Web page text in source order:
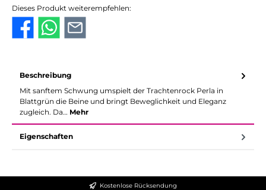
Dieses Produkt weiterempfehlen:
Beschreibung
Mit sanftem Schwung umspielt der Trachtenrock Perla in
Blattgrün die Beine und bringt Beweglichkeit und Eleganz
zugleich. Da… Mehr
Eigenschaften
Kostenlose Rücksendung